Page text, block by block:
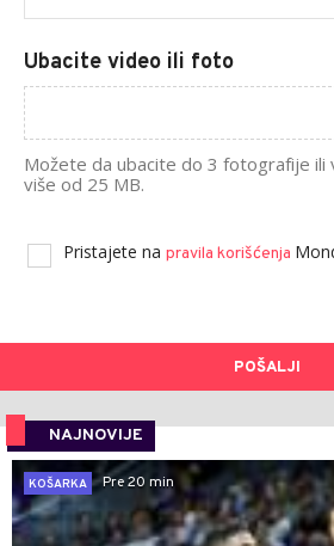
Ubacite video ili foto
Možete da ubacite do 3 fotografije ili
više od 25 MB.
Pristajete na pravila korišćenja
POŠALJI
NAJNOVIJE
KOŠARKA
Pre 20 min